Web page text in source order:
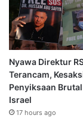
Nyawa Direktur
Terancam,
Penyiksaan
Israel
17 hours ago